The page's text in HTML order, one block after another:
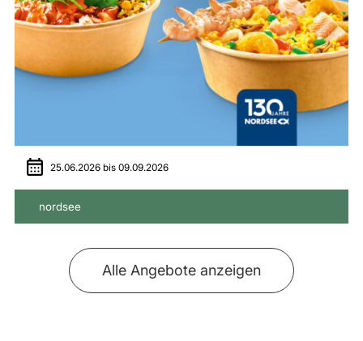
25.06.2026 bis 09.09.2026
nordsee
Alle Angebote anzeigen